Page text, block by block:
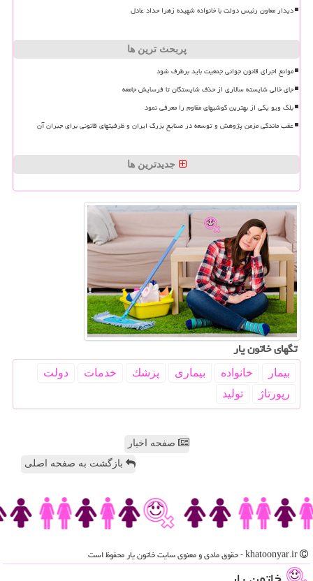
دیدار معاون رئیس دولت با خانواده شهیده زهرا حداد عادل
پربحث ترین ها
موانع اجرای قانون جوانی جمعیت باید برطرف شود
جای خالی شایسته سالاری از حذف شایستگان تا فرسایش جامعه
بلک ویو یکی از بهترین گوشیهای مقاوم را معرفی نمود
عقب ماندگی مزمن پژوهش و توسعه در صنایع بزرگ ایران و ظرفیتهای قانونی برای جبران آن
جدیدترین ها
تگهای خاتون یار
بیمار خانواده بیماری پزشك خدمات
دولت
رپورتاژ
تولید
صفحه اخبار
بازگشت به صفحه اصلی